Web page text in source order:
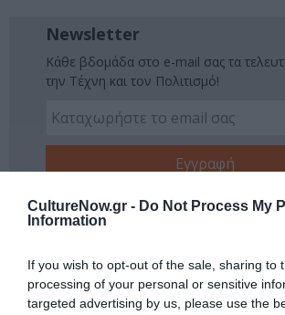
CultureNow.gr - Do Not Process My
Information
If you wish to opt-out of the sale, sharing to
processing of your personal or sensitive
targeted advertising by us, please use the
Newsletter
Κάθε βδομάδα στο e-mail σας τα
την Τέχνη και τον Πολιτισμό!
Ακολουθήστε το Culturenow.gr
Σχετικά Άρθρα